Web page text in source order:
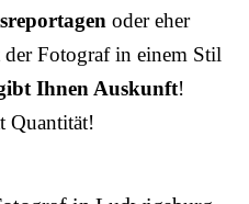
oder eher
Fotograf in einem Stil
Ihnen Auskunft!
Quantität!